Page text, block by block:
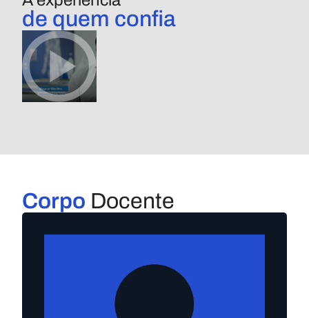
de quem confia
Corpo Docente